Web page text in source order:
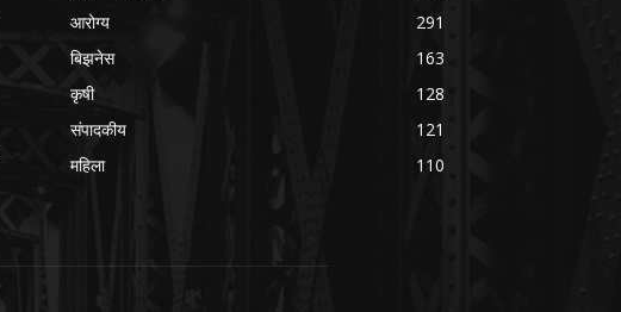
आरोग्य
291
बिझनेस
163
कृषी
128
संपादकीय
121
महिला
110